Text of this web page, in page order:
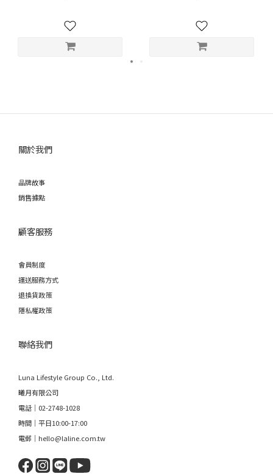
關於我們
品牌故事
銷售據點
顧客服務
會員制度
運送服務方式
退換貨政策
隱私權政策
聯絡我們
Luna Lifestyle Group Co., Ltd.
曦月有限公司
電話｜02-2748-1028
時間｜平日10:00-17:00
電郵｜hello@laline.com.tw